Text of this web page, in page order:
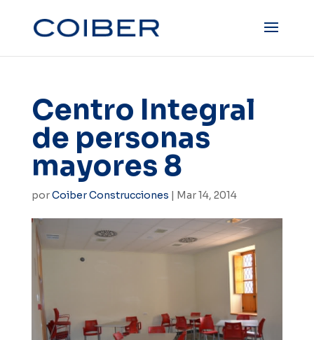
Centro Integral
de personas
mayores 8
porCoiber Construcciones | Mar 14, 2014